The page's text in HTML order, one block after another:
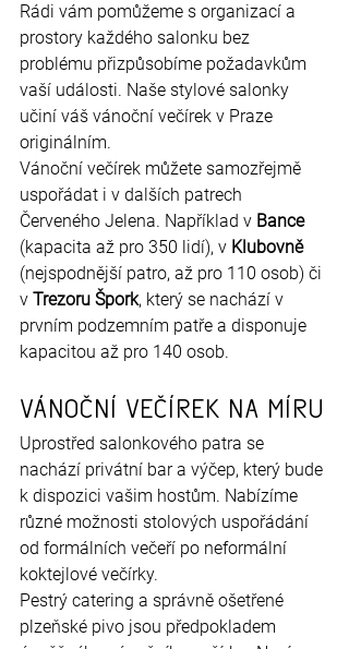
Rádi vám pomůžeme s organizací a
prostory každého salonku bez
problému přizpůsobíme požadavkům
vaší události. Naše stylové salonky
učiní váš vánoční večírek v Praze
originálním.
Vánoční večírek můžete samozřejmě
uspořádat i v dalších patrech
Červeného Jelena. Například v Bance
(kapacita až pro 350 lidí), v Klubovně
(nejspodnější patro, až pro 110 osob) či
v Trezoru Špork, který se nachází v
prvním podzemním patře a disponuje
kapacitou až pro 140 osob.
Vánoční večírek na míru
Uprostřed salonkového patra se
nachází privátní bar a výčep, který bude
k dispozici vašim hostům. Nabízíme
různé možnosti stolových uspořádání
od formálních večeří po neformální
koktejlové večírky.
Pestrý catering a správně ošetřené
plzeňské pivo jsou předpokladem